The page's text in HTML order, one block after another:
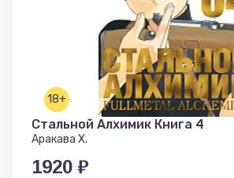
18+
Стальной Алхимик Книга 4
Аракава Х.
1920 ₽